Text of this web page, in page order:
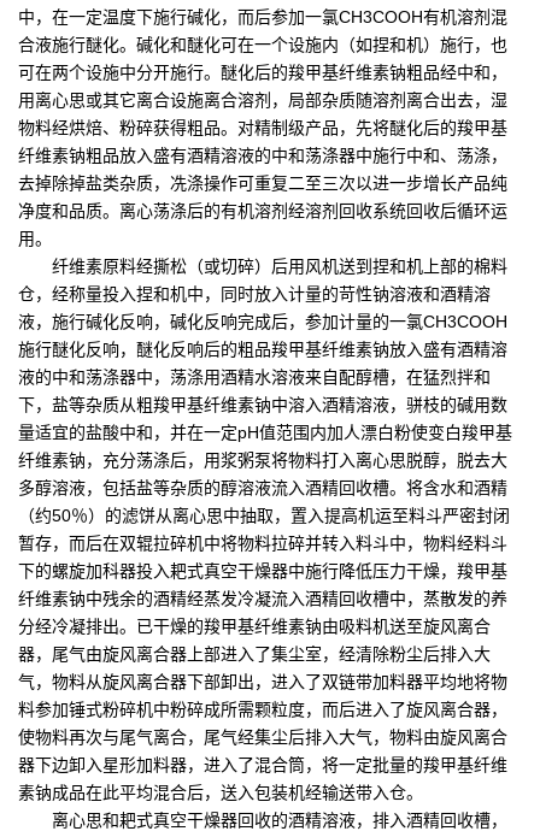
中，在一定温度下施行碱化，而后参加一氯CH3COOH有机溶剂混
合液施行醚化。碱化和醚化可在一个设施内（如捏和机）施行，也
可在两个设施中分开施行。醚化后的羧甲基纤维素钠粗品经中和，
用离心思或其它离合设施离合溶剂，局部杂质随溶剂离合出去，湿
物料经烘焙、粉碎获得粗品。对精制级产品，先将醚化后的羧甲基
纤维素钠粗品放入盛有酒精溶液的中和荡涤器中施行中和、荡涤，
去掉除掉盐类杂质，冼涤操作可重复二至三次以进一步增长产品纯
净度和品质。离心荡涤后的有机溶剂经溶剂回收系统回收后循环运
用。
纤维素原料经撕松（或切碎）后用风机送到捏和机上部的棉料
仓，经称量投入捏和机中，同时放入计量的苛性钠溶液和酒精溶
液，施行碱化反响，碱化反响完成后，参加计量的一氯CH3COOH
施行醚化反响，醚化反响后的粗品羧甲基纤维素钠放入盛有酒精溶
液的中和荡涤器中，荡涤用酒精水溶液来自配醇槽，在猛烈拌和
下，盐等杂质从粗羧甲基纤维素钠中溶入酒精溶液，骈枝的碱用数
量适宜的盐酸中和，并在一定pH值范围内加人漂白粉使变白羧甲基
纤维素钠，充分荡涤后，用浆粥泵将物料打入离心思脱醇，脱去大
多醇溶液，包括盐等杂质的醇溶液流入酒精回收槽。将含水和酒精
（约50％）的滤饼从离心思中抽取，置入提高机运至料斗严密封闭
暂存，而后在双辊拉碎机中将物料拉碎并转入料斗中，物料经料斗
下的螺旋加科器投入耙式真空干燥器中施行降低压力干燥，羧甲基
纤维素钠中残余的酒精经蒸发冷凝流入酒精回收槽中，蒸散发的养
分经冷凝排出。已干燥的羧甲基纤维素钠由吸料机送至旋风离合
器，尾气由旋风离合器上部进入了集尘室，经清除粉尘后排入大
气，物料从旋风离合器下部卸出，进入了双链带加料器平均地将物
料参加锤式粉碎机中粉碎成所需颗粒度，而后进入了旋风离合器，
使物料再次与尾气离合，尾气经集尘后排入大气，物料由旋风离合
器下边卸入星形加料器，进入了混合筒，将一定批量的羧甲基纤维
素钠成品在此平均混合后，送入包装机经输送带入仓。
离心思和耙式真空干燥器回收的酒精溶液，排入酒精回收槽，